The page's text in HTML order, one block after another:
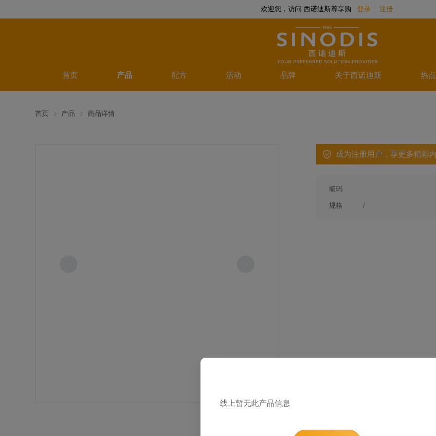
欢迎您，访问 西诺迪斯尊享购 登录 注册
首页 产品 配方 活动 品牌 关于西诺迪斯 热
首页 产品 商品详情
成为注册用户，享更多精彩
编码
规格 /
线上暂无此产品信息